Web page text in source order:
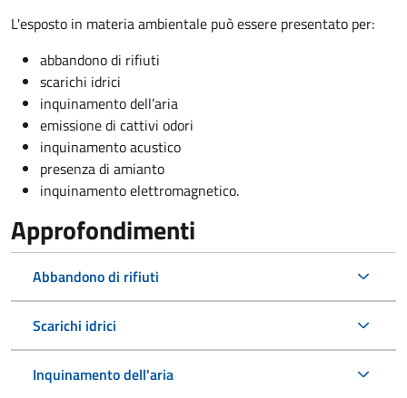
L'esposto in materia ambientale può essere presentato per:
abbandono di rifiuti
scarichi idrici
inquinamento dell’aria
emissione di cattivi odori
inquinamento acustico
presenza di amianto
inquinamento elettromagnetico.
Approfondimenti
Abbandono di rifiuti
Scarichi idrici
Inquinamento dell'aria